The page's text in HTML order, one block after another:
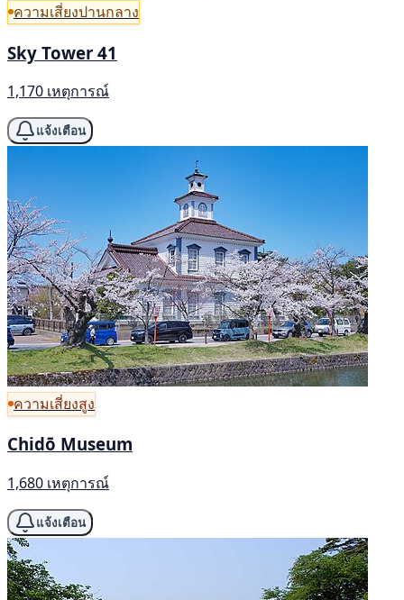
ความเสี่ยงปานกลาง
Sky Tower 41
1,170 เหตุการณ์
แจ้งเตือน
ความเสี่ยงสูง
Chidō Museum
1,680 เหตุการณ์
แจ้งเตือน